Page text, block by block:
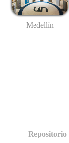
Medellín
Repositorio